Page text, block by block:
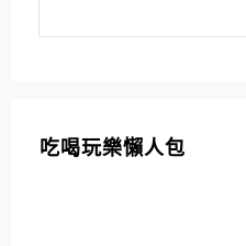
吃喝玩樂懶人包